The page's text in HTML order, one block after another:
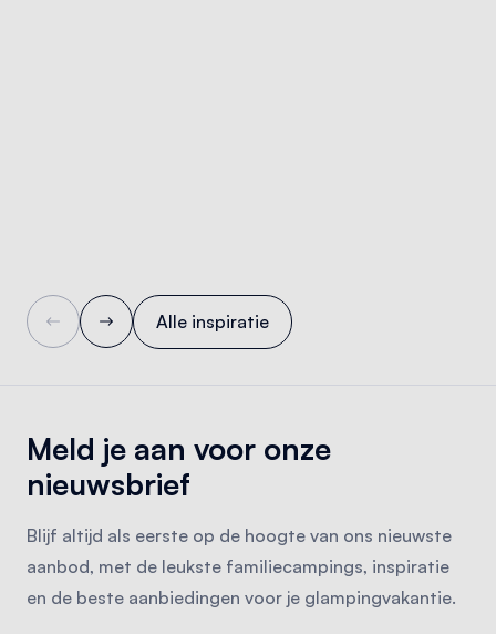
Alle inspiratie
Meld je aan voor onze
nieuwsbrief
Blijf altijd als eerste op de hoogte van ons nieuwste
aanbod, met de leukste familiecampings, inspiratie
en de beste aanbiedingen voor je glampingvakantie.